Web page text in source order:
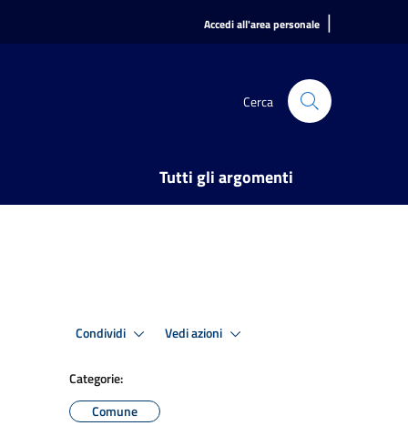
Accedi all'area personale |
Cerca
Tutti gli argomenti
Condividi Vedi azioni
Categorie:
Comune